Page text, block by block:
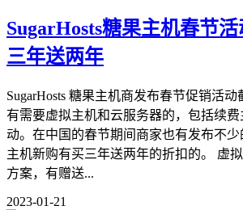
SugarHosts糖果主机春节
三年送两年
SugarHosts 糖果主机商发布春节促销活
有需要虚拟主机和云服务器的，包括续
动。在中国的春节期间商家也有发布不
主机新购有买三年送两年的折扣的。 虚
方案，有赠送...
2023-01-21